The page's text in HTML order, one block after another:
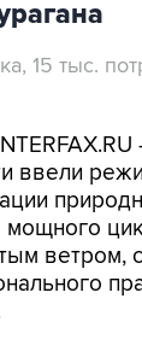
15 тыс.
-
ветром,
и